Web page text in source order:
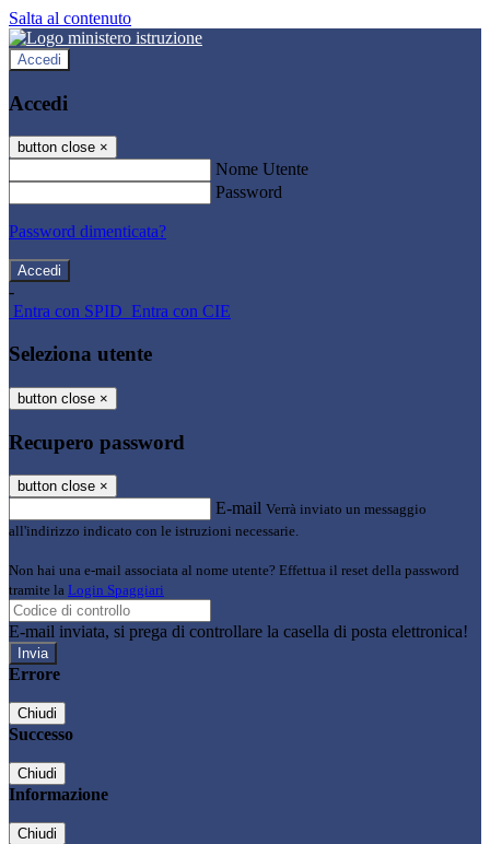
Salta al contenuto
Accedi
Accedi
button close ×
Nome Utente
Password
Password dimenticata?
-
Entra con SPID Entra con CIE
Seleziona utente
button close ×
Recupero password
button close ×
E-mail Verrà inviato un messaggio
all'indirizzo indicato con le istruzioni necessarie.
Non hai una e-mail associata al nome utente? Effettua il reset della password
tramite la Login Spaggiari
E-mail inviata, si prega di controllare la casella di posta elettronica!
Errore
Chiudi
Successo
Chiudi
Informazione
Chiudi